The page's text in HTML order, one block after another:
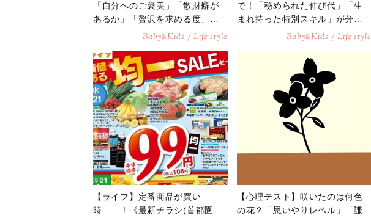
「自分へのご褒美」「散財癖が
あるか」「贅沢を求める度」が
Baby&Kids / Life style
で！「秘められた伸び代」「生
まれ持った特別スキル」が分か
Baby&Kids / Life style
【ライフ】定番商品が買い
時……！《最新チラシ(首都圏
【心理テスト】咲いたのは何色
の花？「思いやりレベル」「謙